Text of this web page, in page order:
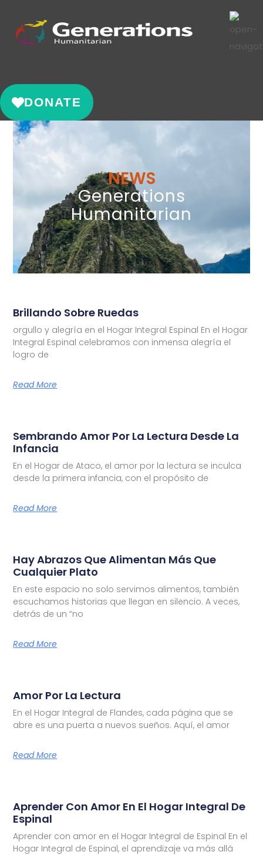
DONATE
NEWS
Generations
Humanitarian
Brillando Sobre Ruedas
orgullo y alegría en el Hogar Integral Espinal En el Hogar
Integral Espinal celebramos con inmensa alegría el
logro de
Read More
Sembrando Amor Por La Lectura Desde La
Infancia
En el Hogar de Ataco, el amor por la lectura se inculca
desde la primera infancia, con el propósito de
Read More
Hay Abrazos Que Alimentan Más Que
Cualquier Plato
En este espacio no solo servimos alimentos, también
escuchamos historias que llegan en silencio. A veces,
detrás de un “no
Read More
Amor Por La Lectura
En el Hogar Integral de Flandes, cada página que se
abre es una puerta a nuevos sueños. Aquí, el amor
Read More
Aprender Con Amor En El Hogar Integral De
Espinal
Aprender con amor en el Hogar Integral de Espinal En el
Hogar Integral de Espinal, el aprendizaje va más allá